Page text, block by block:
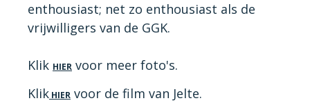
enthousiast; net zo enthousiast als de
vrijwilligers van de GGK.
Klik HIER voor meer foto's.
Klik HIER voor de film van Jelte.